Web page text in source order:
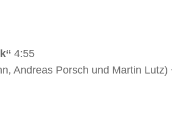
4:55
Andreas Porsch und Martin